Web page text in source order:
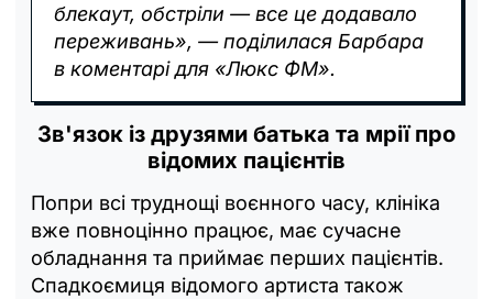
блекаут, обстріли — все це додавало
переживань», — поділилася Барбара
в коментарі для «Люкс ФМ».
Зв'язок із друзями батька та мрії про
відомих пацієнтів
Попри всі труднощі воєнного часу, клініка
вже повноцінно працює, має сучасне
обладнання та приймає перших пацієнтів.
Спадкоємиця відомого артиста також